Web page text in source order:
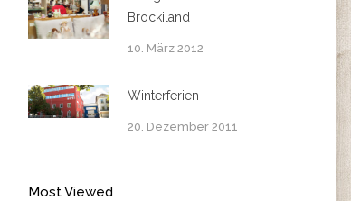
Brockiland
10. März 2012
Winterferien
20. Dezember 2011
Most Viewed